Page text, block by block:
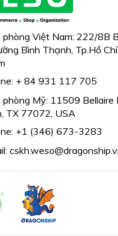
phòng Việt Nam: 222/8B
Bình Thạnh, Tp.Hồ
+ 84 931 117 705
phòng Mỹ: 11509 Bellaire
TX 77072, USA
+1 (346) 673-3283